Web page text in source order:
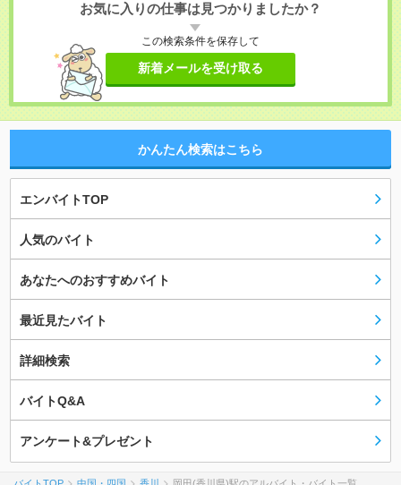
お気に入りの仕事は見つかりましたか？
この検索条件を保存して
新着メールを受け取る
かんたん検索はこちら
エンバイトTOP
人気のバイト
あなたへのおすすめバイト
最近見たバイト
詳細検索
バイトQ&A
アンケート&プレゼント